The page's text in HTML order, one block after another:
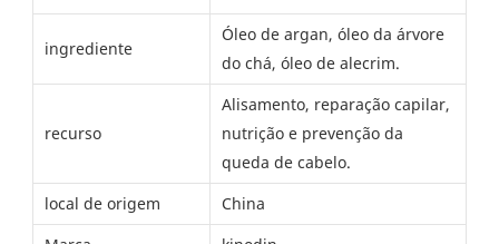
ingrediente
Óleo de argan, óleo da árvore
do chá, óleo de alecrim.
recurso
Alisamento, reparação capilar,
nutrição e prevenção da
queda de cabelo.
local de origem
China